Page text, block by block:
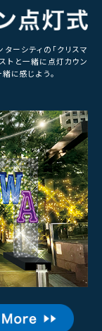
ーシティの「クリスマ
トと⼀緒に点灯カウン
に感じよう。